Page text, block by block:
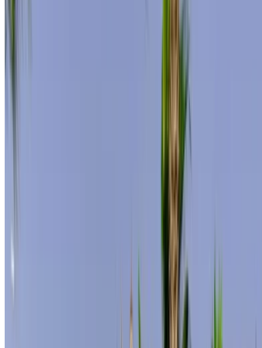
the Maroc, en fonction de votre localisation, de votre
Affinez vos préférences: spécifications du véhicule,
kilométrage maximal, assurance incluse,
caractéristiques du véhicule et ainsi de suite.
Faites une liste courte des meilleures offres du loueur
de voitures et contactez les directement par téléphone,
Réservez directement, sans majoration!
Mercedes Benz S400 Voiture Voiture prix de
Hebdomadaire